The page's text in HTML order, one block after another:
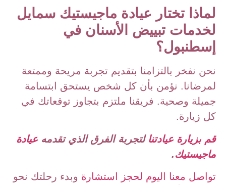
لماذا تختار عيادة ماجيستيك سمايل
لخدمات تبييض الأسنان في
إسطنبول؟
نحن نفخر بالتزامنا بتقديم تجربة مريحة وممتعة
لمرضانا. نؤمن بأن كل شخص يستحق ابتسامة
جميلة وصحية. فريقنا ملتزم بتجاوز توقعاتك في
كل زيارة.
قم بزيارة عيادتنالتجربة الفرق الذي تقدمه عيادة
ماجيستيك.
تواصل معنا اليوم لحجز استشارة وبدء رحلتك نحو